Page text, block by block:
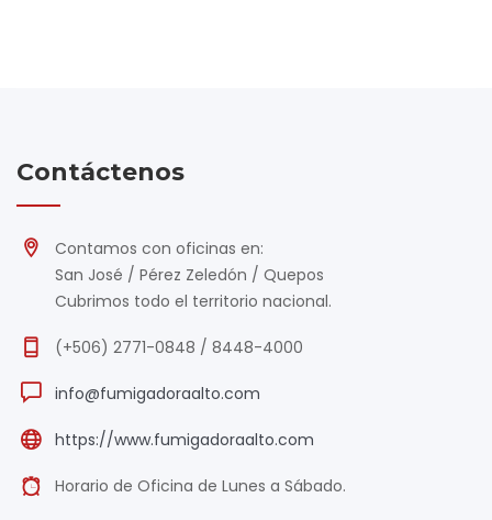
Contáctenos
Contamos con oficinas en:
San José / Pérez Zeledón / Quepos
Cubrimos todo el territorio nacional.
(+506) 2771-0848 / 8448-4000
info@fumigadoraalto.com
https://www.fumigadoraalto.com
Horario de Oficina de Lunes a Sábado.